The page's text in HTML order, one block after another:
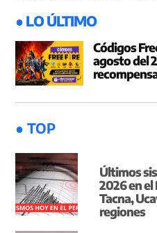
● LO ÚLTIMO
Códigos
agosto del
● TOP
Últimos
2026 en el
Tacna,
regiones